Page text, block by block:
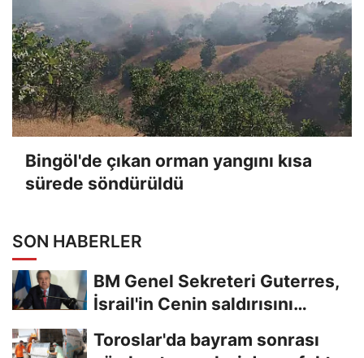
Bingöl'de çıkan orman yangını kısa
sürede söndürüldü
SON HABERLER
BM Genel Sekreteri Guterres,
İsrail'in Cenin saldırısını
Toroslar'da bayram sonrası